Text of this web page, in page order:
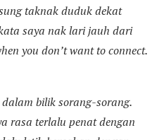
taknak duduk dekat
saya nak lari jauh dari
you don’t want to connect.
bilik sorang-sorang.
rasa terlalu penat dengan